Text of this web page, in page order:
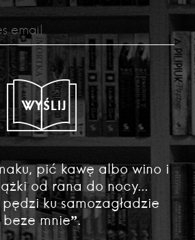
WYŚLIJ
pić kawę albo wino i
od rana do nocy...
ku samozagładzie
beze mnie”.